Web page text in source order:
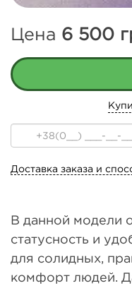
Цена 6 500
Доставка заказа и
В данной модели
статусность и
для солидных,
комфорт людей.